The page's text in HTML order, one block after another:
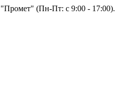
"Промет" (Пн-Пт: с 9:00 - 17:00).